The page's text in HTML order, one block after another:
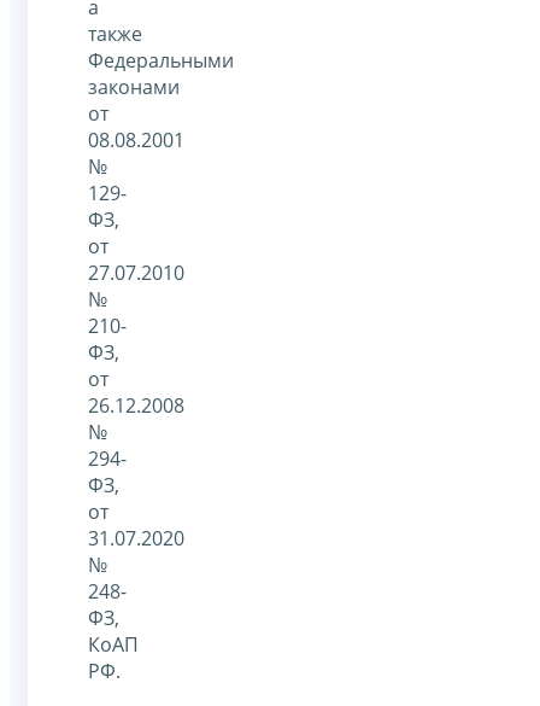
а
также
Федеральными
законами
от
08.08.2001
№
129-
ФЗ,
от
27.07.2010
№
210-
ФЗ,
от
26.12.2008
№
294-
ФЗ,
от
31.07.2020
№
248-
ФЗ,
КоАП
РФ.